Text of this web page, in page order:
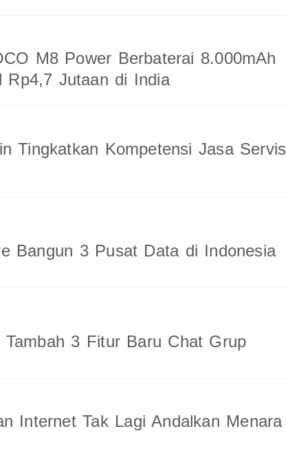
M8 Power Berbaterai 8.000mAh
Rp4,7 Jutaan di India
Tingkatkan Kompetensi Jasa Servis
Bangun 3 Pusat Data di Indonesia
Tambah 3 Fitur Baru Chat Grup
Internet Tak Lagi Andalkan Menara